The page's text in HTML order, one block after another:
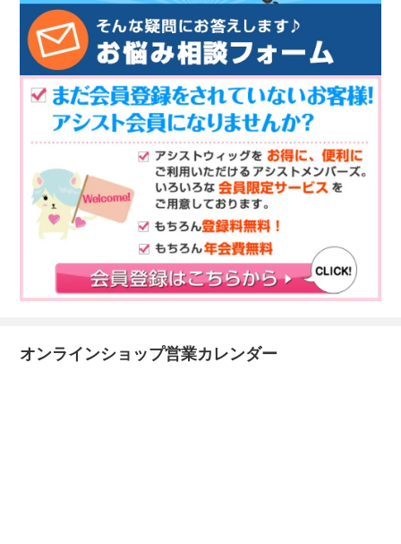
オンラインショップ営業カレンダー